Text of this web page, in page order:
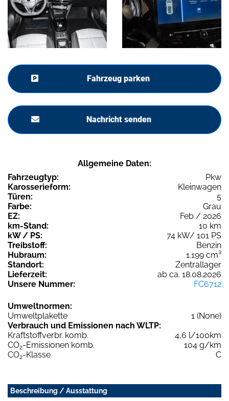
Fahrzeug parken
Nachricht senden
Allgemeine Daten:
Fahrzeugtyp:
Pkw
Karosserieform:
Kleinwagen
Türen:
5
Farbe:
Grau
EZ:
Feb / 2026
km-Stand:
10 km
kW / PS:
74 kW/ 101 PS
Treibstoff:
Benzin
Hubraum:
1.199 cm³
Standort:
Zentrallager
Lieferzeit:
ab ca. 18.08.2026
Unsere Nummer:
FC6712
Umweltnormen:
Umweltplakette
1 (None)
Verbrauch und Emissionen nach WLTP:
Kraftstoffverbr. komb.
4,6 l/100km
CO2-Emissionen komb.
104 g/km
CO2-Klasse C
Beschreibung / Ausstattung